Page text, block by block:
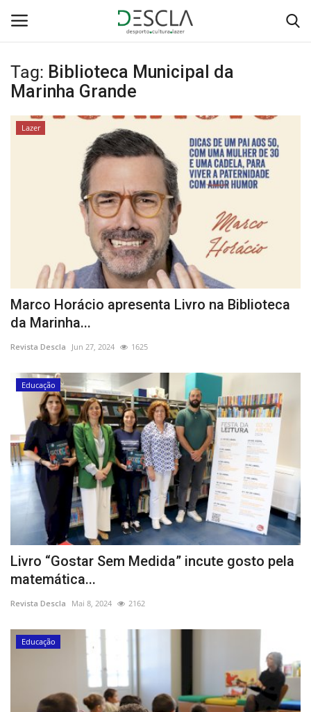
Login Registar
Home
Sobre Nós
Educação
Saúde
Ficha técnica
Cultura
Lazer
Ambiente
Tag: Biblioteca Municipal da
Marinha Grande
Lazer
Marco Horácio apresenta Livro na Biblioteca
da Marinha...
Revista Descla Jun 27, 2024 1625
Educação
Livro “Gostar Sem Medida” incute gosto pela
matemática...
Revista Descla Mai 8, 2024 2162
Educação